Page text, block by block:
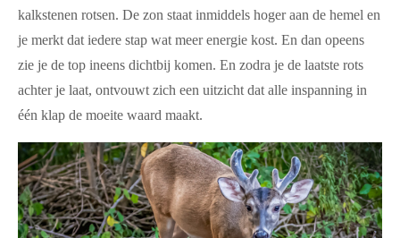
kalkstenen rotsen. De zon staat inmiddels hoger aan de hemel en
je merkt dat iedere stap wat meer energie kost. En dan opeens
zie je de top ineens dichtbij komen. En zodra je de laatste rots
achter je laat, ontvouwt zich een uitzicht dat alle inspanning in
één klap de moeite waard maakt.